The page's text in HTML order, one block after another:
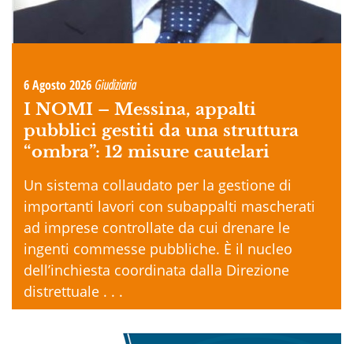
6 Agosto 2026 Giudiziaria
I NOMI – Messina, appalti
pubblici gestiti da una struttura
“ombra”: 12 misure cautelari
Un sistema collaudato per la gestione di
importanti lavori con subappalti mascherati
ad imprese controllate da cui drenare le
ingenti commesse pubbliche. È il nucleo
dell’inchiesta coordinata dalla Direzione
distrettuale . . .